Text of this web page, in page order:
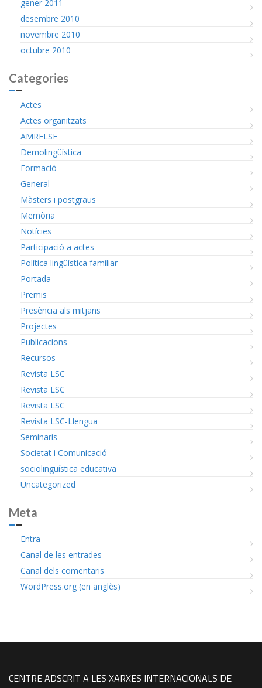
gener 2011
desembre 2010
novembre 2010
octubre 2010
Categories
Actes
Actes organitzats
AMRELSE
Demolingüística
Formació
General
Màsters i postgraus
Memòria
Notícies
Participació a actes
Política lingüística familiar
Portada
Premis
Presència als mitjans
Projectes
Publicacions
Recursos
Revista LSC
Revista LSC
Revista LSC
Revista LSC-Llengua
Seminaris
Societat i Comunicació
sociolingüística educativa
Uncategorized
Meta
Entra
Canal de les entrades
Canal dels comentaris
WordPress.org (en anglès)
CENTRE ADSCRIT A LES XARXES INTERNACIONALS DE